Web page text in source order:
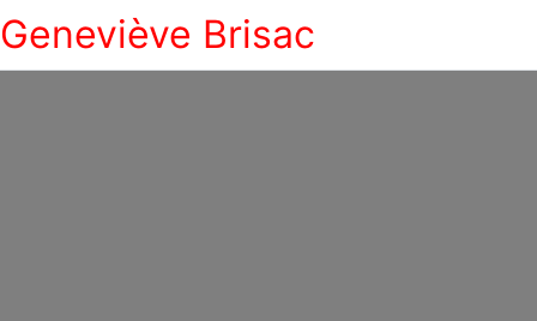
Geneviève Brisac